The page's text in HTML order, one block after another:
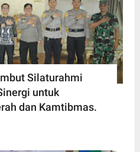
Silaturahmi
untuk
dan Kamtibmas.